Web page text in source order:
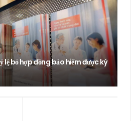
lệ bỏ hợp đồng bảo hiểm được ký